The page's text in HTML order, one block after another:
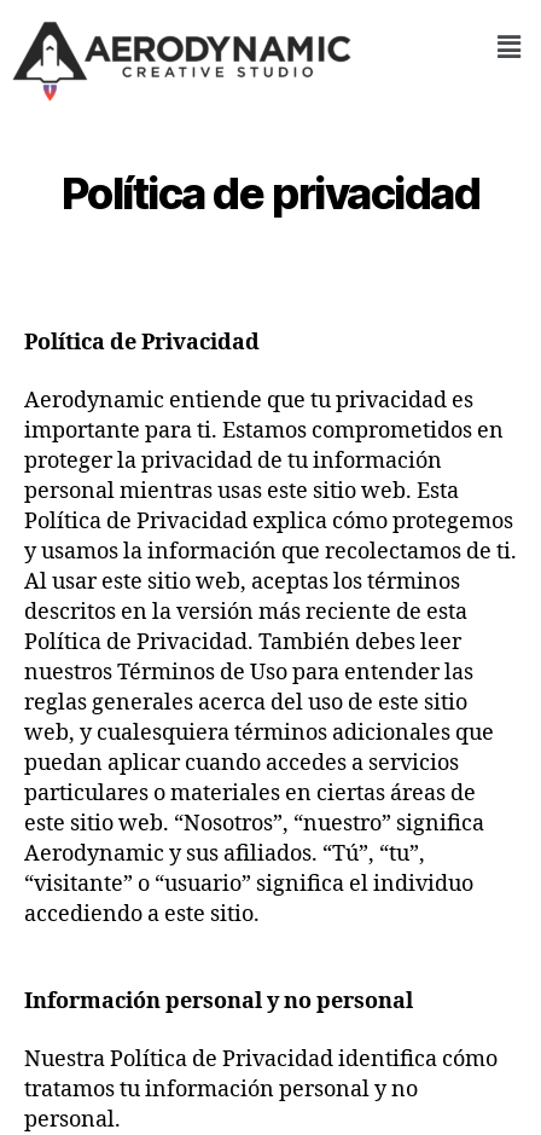
Política de privacidad
Política de Privacidad
Aerodynamic entiende que tu privacidad es
importante para ti. Estamos comprometidos en
proteger la privacidad de tu información
personal mientras usas este sitio web. Esta
Política de Privacidad explica cómo protegemos
y usamos la información que recolectamos de ti.
Al usar este sitio web, aceptas los términos
descritos en la versión más reciente de esta
Política de Privacidad. También debes leer
nuestros Términos de Uso para entender las
reglas generales acerca del uso de este sitio
web, y cualesquiera términos adicionales que
puedan aplicar cuando accedes a servicios
particulares o materiales en ciertas áreas de
este sitio web. “Nosotros”, “nuestro” significa
Aerodynamic y sus afiliados. “Tú”, “tu”,
“visitante” o “usuario” significa el individuo
accediendo a este sitio.
Información personal y no personal
Nuestra Política de Privacidad identifica cómo
tratamos tu información personal y no
personal.